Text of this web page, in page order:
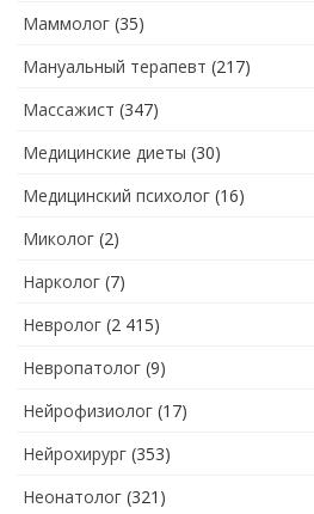
Маммолог (35)
Мануальный терапевт (217)
Массажист (347)
Медицинские диеты (30)
Медицинский психолог (16)
Миколог (2)
Нарколог (7)
Невролог (2 415)
Невропатолог (9)
Нейрофизиолог (17)
Нейрохирург (353)
Неонатолог (321)